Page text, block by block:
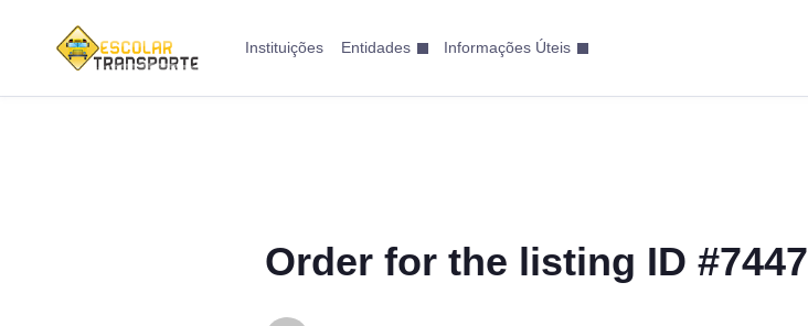
Instituições Entidades Informações Úteis
Order for the listing ID #7447